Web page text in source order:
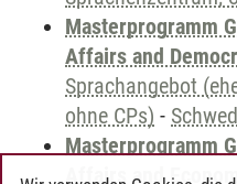
Masterprogramm
Affairs and
Sprachangebot
ohne CPs) -
Masterprogramm
Affairs and